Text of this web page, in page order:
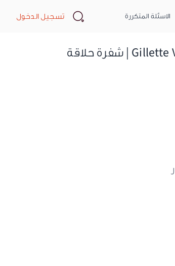
تسجيل الدخول Search الاسئلة المتكررة
Gillette Venus Comfort Glide Women’s Razor – Avocado Scent | شفرة حلاقة